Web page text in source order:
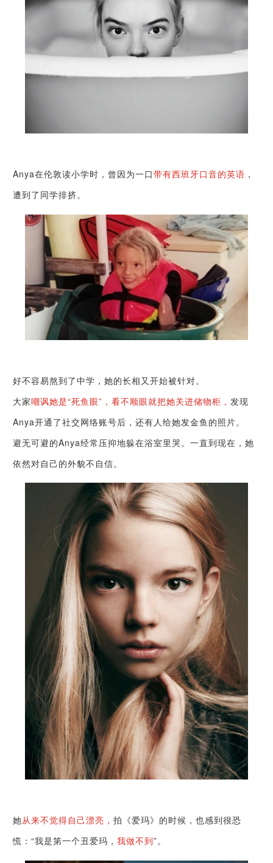
Anya在伦敦读小学时，曾 因为一口带有西班牙口音的英语 ，
遭到了同学排挤。
好不容易熬到了中学，她的长相又开始被针对。
大家嘲讽她是“死鱼眼”，看不顺眼就把她关进储物柜， 发现
Anya开通了社交网络账号后，还有人给她发金鱼的照片。
避无可避的Anya经常压抑地躲在浴室里哭。一直到现在，她
依然对自己的外貌不自信。
她从来不觉得自己漂亮，拍《爱玛》的时候，也感到很恐
慌：“我是第一个丑爱玛，我做不到”。